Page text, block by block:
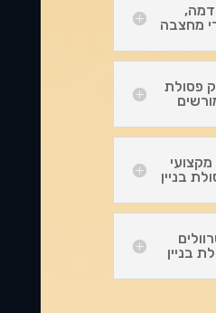
מחצבה
פסולת
מקצועי
בניין
בניין